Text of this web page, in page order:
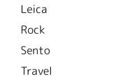
Leica
Rock
Sento
Travel